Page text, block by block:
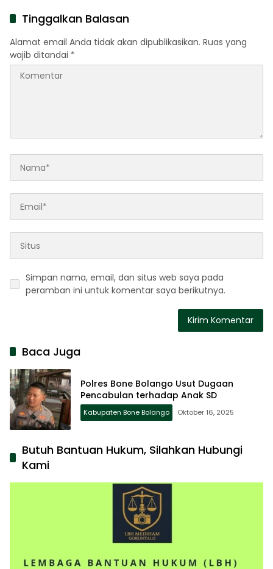
Tinggalkan Balasan
Alamat email Anda tidak akan dipublikasikan. Ruas yang
wajib ditandai *
Simpan nama, email, dan situs web saya pada
peramban ini untuk komentar saya berikutnya.
Baca Juga
Polres Bone Bolango Usut Dugaan
Pencabulan terhadap Anak SD
Kabupaten Bone Bolango Oktober 16, 2025
Butuh Bantuan Hukum, Silahkan Hubungi
Kami